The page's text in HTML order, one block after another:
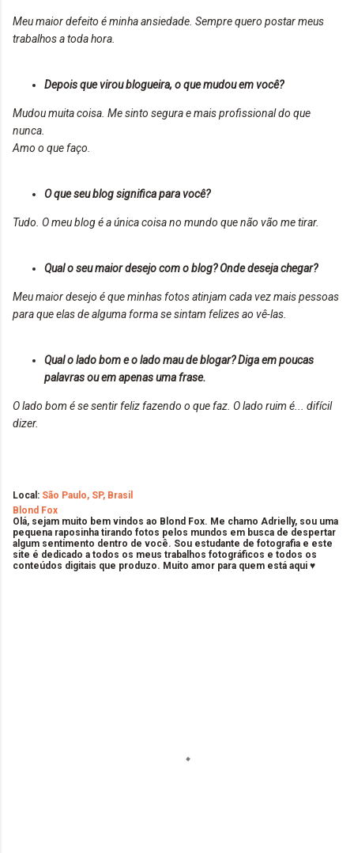
Meu maior defeito é minha ansiedade. Sempre quero postar meus
trabalhos a toda hora.
Depois que virou blogueira, o que mudou em você?
Mudou muita coisa. Me sinto segura e mais profissional do que
nunca.
Amo o que faço.
O que seu blog significa para você?
Tudo. O meu blog é a única coisa no mundo que não vão me tirar.
Qual o seu maior desejo com o blog? Onde deseja chegar?
Meu maior desejo é que minhas fotos atinjam cada vez mais pessoas
para que elas de alguma forma se sintam felizes ao vê-las.
Qual o lado bom e o lado mau de blogar? Diga em poucas
palavras ou em apenas uma frase.
O lado bom é se sentir feliz fazendo o que faz. O lado ruim é... difícil
dizer.
Local: São Paulo, SP, Brasil
Blond Fox
Olá, sejam muito bem vindos ao Blond Fox. Me chamo Adrielly, sou uma
pequena raposinha tirando fotos pelos mundos em busca de despertar
algum sentimento dentro de você. Sou estudante de fotografia e este
site é dedicado a todos os meus trabalhos fotográficos e todos os
conteúdos digitais que produzo. Muito amor para quem está aqui ♥